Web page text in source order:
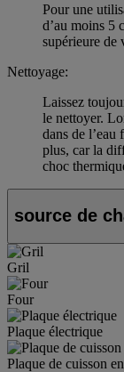
Pour une
d’au moins 5
supérieure de
Nettoyage:
Laissez
le nettoyer.
dans de l’eau
plus, car la
choc
source de
Gril
Four
Plaque électrique
Plaque de cuisson